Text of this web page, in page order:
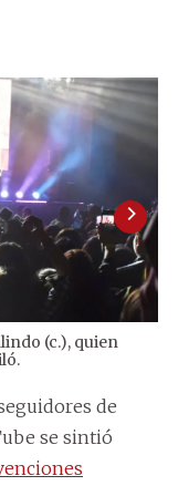
(c.), quien
de
se sintió